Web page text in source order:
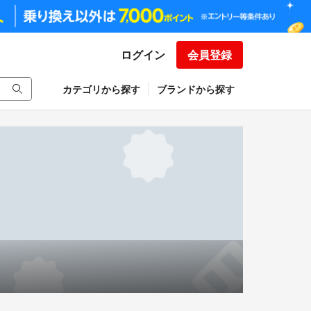
ログイン 会員登録
カテゴリから探す ブランドから探す